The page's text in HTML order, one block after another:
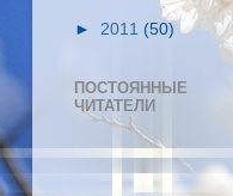
► 2011 (50)
ПОСТОЯННЫЕ
ЧИТАТЕЛИ